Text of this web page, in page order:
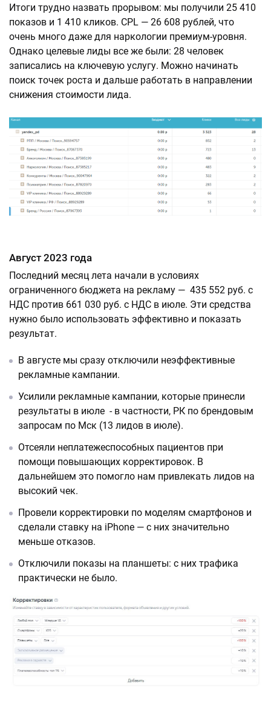
Итоги трудно назвать прорывом: мы получили 25 410
показов и 1 410 кликов. CPL — 26 608 рублей, что
очень много даже для наркологии премиум-уровня.
Однако целевые лиды все же были: 28 человек
записались на ключевую услугу. Можно начинать
поиск точек роста и дальше работать в направлении
снижения стоимости лида.
Август 2023 года
Последний месяц лета начали в условиях
ограниченного бюджета на рекламу — 435 552 руб. с
НДС против 661 030 руб. с НДС в июле. Эти средства
нужно было использовать эффективно и показать
результат.
В августе мы сразу отключили неэффективные
рекламные кампании.
Усилили рекламные кампании, которые принесли
результаты в июле - в частности, РК по брендовым
запросам по Мск (13 лидов в июле).
Отсеяли неплатежеспособных пациентов при
помощи повышающих корректировок. В
дальнейшем это помогло нам привлекать лидов на
высокий чек.
Провели корректировки по моделям смартфонов и
сделали ставку на iPhone — с них значительно
меньше отказов.
Отключили показы на планшеты: с них трафика
практически не было.